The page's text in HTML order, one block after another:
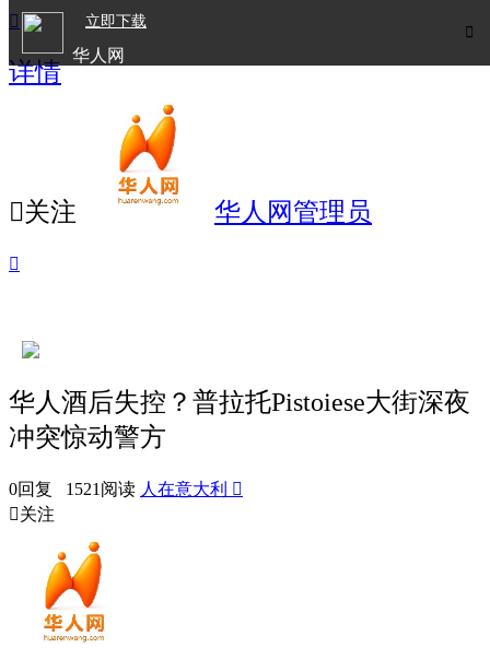

立即下载
华人网

详情
关注 华人网管理员

华人酒后失控？普拉托Pistoiese大街深夜
冲突惊动警方
0回复 1521阅读 人在意大利 
关注